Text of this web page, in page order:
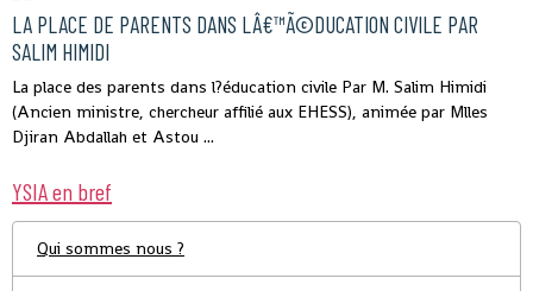
LA PLACE DE PARENTS DANS LÂ€™Ã©DUCATION CIVILE PAR
SALIM HIMIDI
La place des parents dans l?éducation civile Par M. Salim Himidi
(Ancien ministre, chercheur affilié aux EHESS), animée par Mlles
Djiran Abdallah et Astou ...
YSIA en bref
Qui sommes nous ?